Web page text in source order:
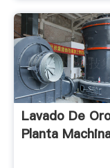
Lavado De
Planta